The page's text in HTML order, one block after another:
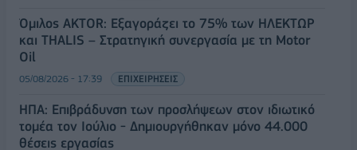
Όμιλος AKTOR: Εξαγοράζει το 75% των ΗΛΕΚΤΩΡ
και THALIS – Στρατηγική συνεργασία με τη Motor
Oil
05/08/2026 - 17:39 ΕΠΙΧΕΙΡΗΣΕΙΣ
ΗΠΑ: Επιβράδυνση των προσλήψεων στον ιδιωτικό
τομέα τον Ιούλιο - Δημιουργήθηκαν μόνο 44.000
θέσεις εργασίας